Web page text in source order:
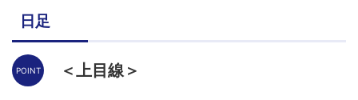
日足
＜上目線＞